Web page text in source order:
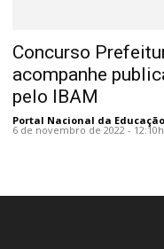
Concurso
acompanhe
pelo IBAM
Portal Nacional da Educação
6 de novembro de 2022 - 12:10h